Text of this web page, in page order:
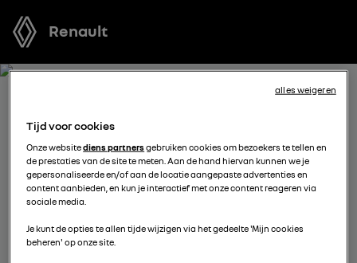
Renault
ONTVANG GRATIS JOUW
OFFERTE VOOR RENAULT 4 E-
TECH ELECTRIC
offerte voor te stellen, met financieringsmogelijkheden
Tijd voor cookies
Onze websitediens partnersgebruiken cookies om bezoekers te tellen en
de prestaties van de site te meten. Aan de hand hiervan kunnen we je
gepersonaliseerde en/of aan de locatie aangepaste advertenties en
content aanbieden, en kun je interactief met onze content reageren via
sociale media.
Je kunt de opties te allen tijde wijzigen via het gedeelte 'Mijn cookies
beheren' op onze site.
alles weigeren